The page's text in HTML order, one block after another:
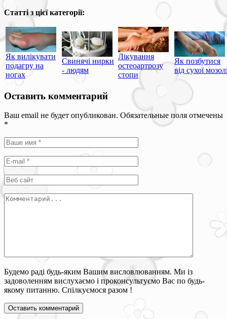
Статті з цієї категорії:
Як вилікувати
подагру на
ногах
Свинячі нирки
- людям
Лікування
остеоартрозу
стопи
Як позбутися
від сухої
Оставить комментарий
Ваш email не будет опубликован. Обязательные поля отмечены
*
Будемо раді будь-яким Вашим висловлюванням. Ми із
задоволенням вислухаємо і проконсультуємо Вас по будь-
якому питанню. Спілкуємося разом !